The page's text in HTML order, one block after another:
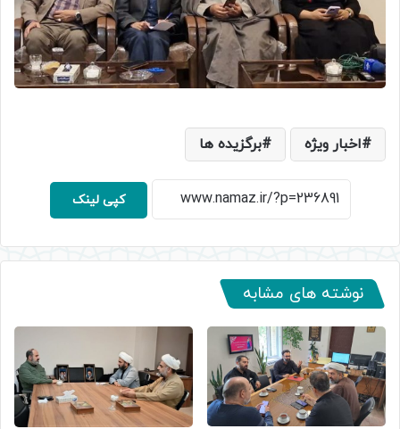
اخبار ویژه برگزیده ها
کپی لینک
نوشته های مشابه